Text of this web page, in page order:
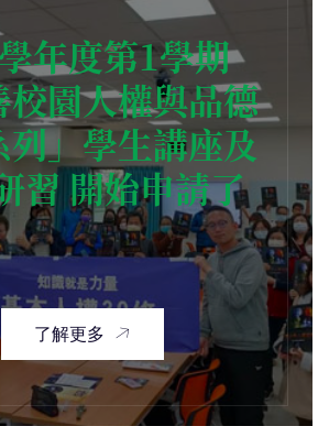
年度第1學期
校園人權與品德
列」學生講座及
習 開始申請了
了解更多